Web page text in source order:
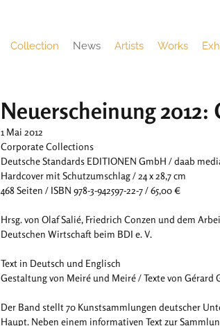
Collection News Artists Works
Neuerscheinung
1 Mai 2012
Corporate Collections
Deutsche Standards EDITIONEN GmbH / daab
Hardcover mit Schutzumschlag / 24 x 28,7 cm
468 Seiten / ISBN 978-3-942597-22-7 / 65,00 €
Hrsg. von Olaf Salié, Friedrich Conzen und dem
Deutschen Wirtschaft beim BDI e. V.
Text in Deutsch und Englisch
Gestaltung von Meiré und Meiré / Texte von Gérard
Der Band stellt 70 Kunstsammlungen deutscher
Haupt. Neben einem informativen Text zur